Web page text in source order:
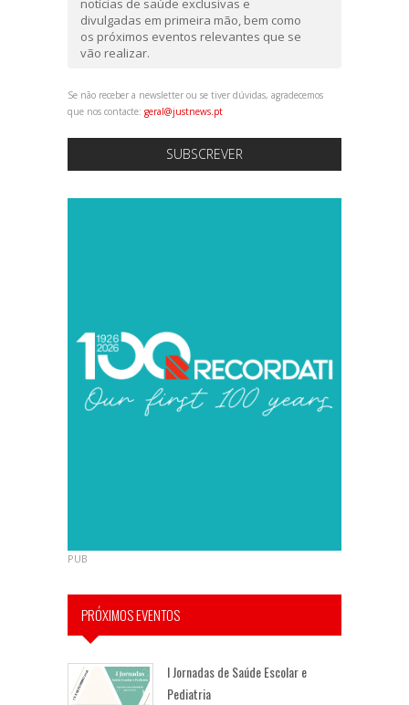
notícias de saúde exclusivas e
divulgadas em primeira mão, bem como
os próximos eventos relevantes que se
vão realizar.
Se não receber a newsletter ou se tiver dúvidas, agradecemos
que nos contacte: geral@justnews.pt
SUBSCREVER
PUB
PRÓXIMOS EVENTOS
I Jornadas de Saúde Escolar e
Pediatria